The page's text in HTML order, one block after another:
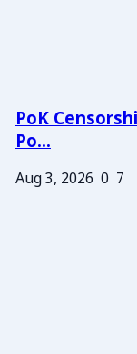
PoK
Po...
Aug 3, 2026 0 7